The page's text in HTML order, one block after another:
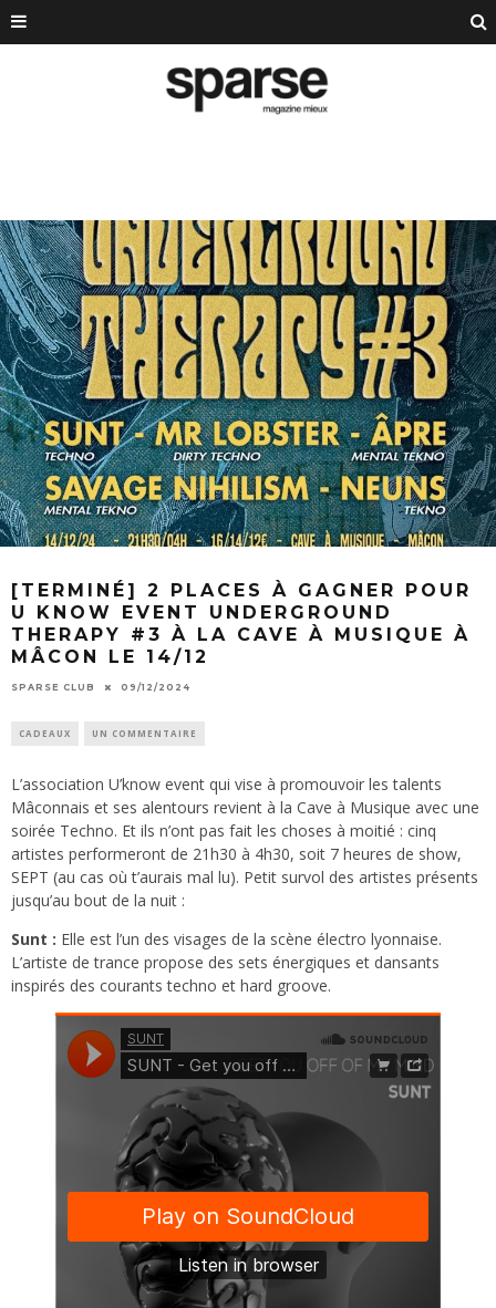
[TERMINÉ] 2 PLACES À GAGNER POUR
U KNOW EVENT UNDERGROUND
THERAPY #3 À LA CAVE À MUSIQUE À
MÂCON LE 14/12
SPARSE CLUB 09/12/2024
CADEAUX UN COMMENTAIRE
L’association U’know event qui vise à promouvoir les talents
Mâconnais et ses alentours revient à la Cave à Musique avec une
soirée Techno. Et ils n’ont pas fait les choses à moitié : cinq
artistes performeront de 21h30 à 4h30, soit 7 heures de show,
SEPT (au cas où t’aurais mal lu). Petit survol des artistes présents
jusqu’au bout de la nuit :
Sunt : Elle est l’un des visages de la scène électro lyonnaise.
L’artiste de trance propose des sets énergiques et dansants
inspirés des courants techno et hard groove.